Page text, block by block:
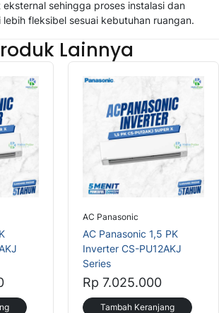
sehingga proses instalasi dan
fleksibel sesuai kebutuhan ruangan.
Lainnya
AC Panasonic
AC Panasonic 1,5 PK
Inverter CS-PU12AKJ
Series
Rp 7.025.000
Tambah Keranjang